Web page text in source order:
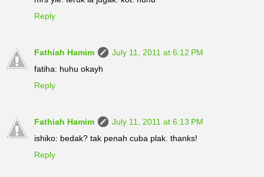
Reply
Fathiah Hamim
July 11, 2011 at 6:12 PM
fatiha: huhu okayh
Reply
Fathiah Hamim
July 11, 2011 at 6:13 PM
ishiko: bedak? tak penah cuba plak. thanks!
Reply